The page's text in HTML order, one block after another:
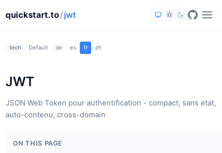
quickstart.to/jwt
tech Default de es fr zh
JWT
JSON Web Token pour authentification - compact, sans etat,
auto-contenu, cross-domain
ON THIS PAGE